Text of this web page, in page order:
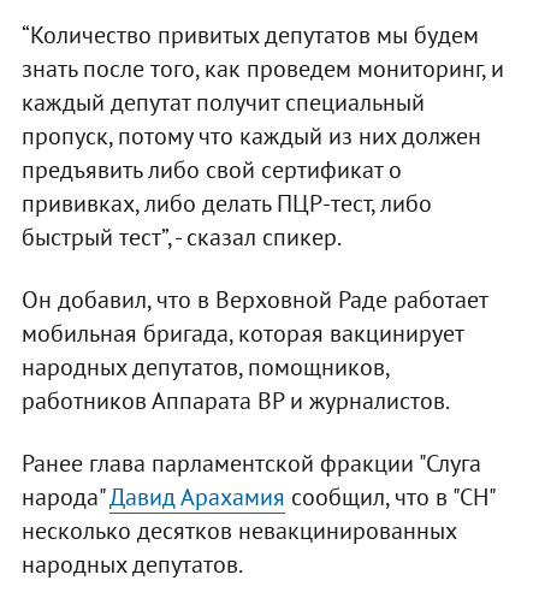
“Количество привитых депутатов мы будем
знать после того, как проведем мониторинг, и
каждый депутат получит специальный
пропуск, потому что каждый из них должен
предъявить либо свой сертификат о
прививках, либо делать ПЦР-тест, либо
быстрый тест”, - сказал спикер.
Он добавил, что в Верховной Раде работает
мобильная бригада, которая вакцинирует
народных депутатов, помощников,
работников Аппарата ВР и журналистов.
Ранее глава парламентской фракции "Слуга
народа"Давид Арахамия сообщил, что в "СН"
несколько десятков невакцинированных
народных депутатов.